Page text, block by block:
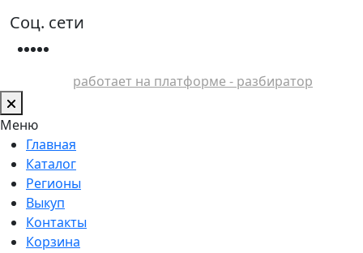
Соц. сети
работает на платформе - разбиратор
Меню
Главная
Каталог
Регионы
Выкуп
Контакты
Корзина